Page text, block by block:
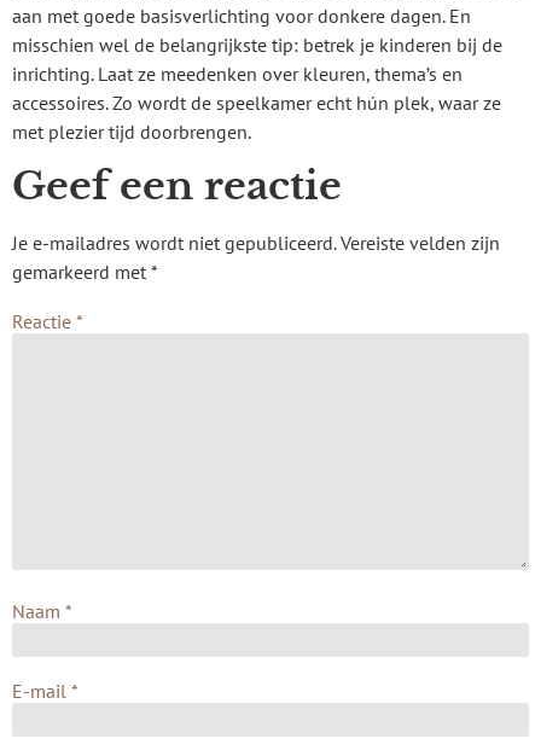
aan met goede basisverlichting voor donkere dagen. En
misschien wel de belangrijkste tip: betrek je kinderen bij de
inrichting. Laat ze meedenken over kleuren, thema’s en
accessoires. Zo wordt de speelkamer echt hún plek, waar ze
met plezier tijd doorbrengen.
Geef een reactie
Je e-mailadres wordt niet gepubliceerd. Vereiste velden zijn
gemarkeerd met *
Reactie *
Naam *
E-mail *